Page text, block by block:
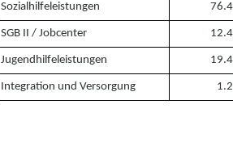
Sozialhilfeleistungen
SGB II / Jobcenter
Jugendhilfeleistungen
Integration und Versorgung